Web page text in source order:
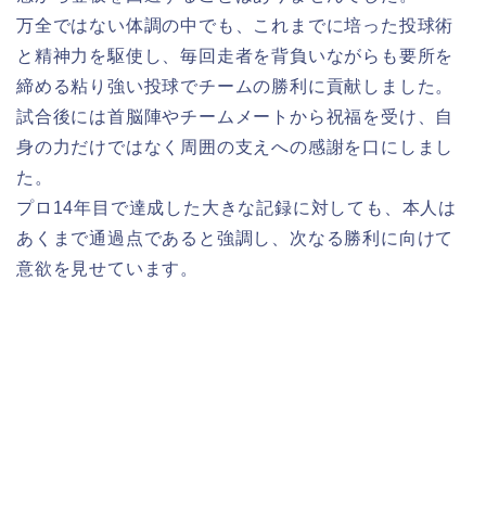
万全ではない体調の中でも、これまでに培った投球術
と精神力を駆使し、毎回走者を背負いながらも要所を
締める粘り強い投球でチームの勝利に貢献しました。
試合後には首脳陣やチームメートから祝福を受け、自
身の力だけではなく周囲の支えへの感謝を口にしまし
た。
プロ14年目で達成した大きな記録に対しても、本人は
あくまで通過点であると強調し、次なる勝利に向けて
意欲を見せています。